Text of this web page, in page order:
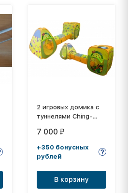
2 игровых домика с
туннелями Ching-
CBH-24
7 000 ₽
+350 бонусных
рублей
В корзину